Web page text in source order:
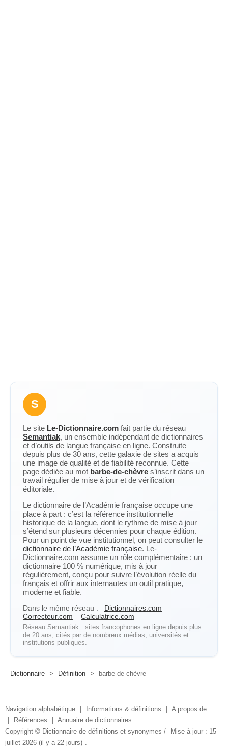
S
Le site Le-Dictionnaire.com fait partie du réseau
Semantiak, un ensemble indépendant de dictionnaires
et d’outils de langue française en ligne. Construite
depuis plus de 30 ans, cette galaxie de sites a acquis
une image de qualité et de fiabilité reconnue. Cette
page dédiée au mot barbe-de-chèvre s’inscrit dans un
travail régulier de mise à jour et de vérification
éditoriale.
Le dictionnaire de l’Académie française occupe une
place à part : c’est la référence institutionnelle
historique de la langue, dont le rythme de mise à jour
s’étend sur plusieurs décennies pour chaque édition.
Pour un point de vue institutionnel, on peut consulter le
dictionnaire de l’Académie française. Le-
Dictionnaire.com assume un rôle complémentaire : un
dictionnaire 100 % numérique, mis à jour
régulièrement, conçu pour suivre l’évolution réelle du
français et offrir aux internautes un outil pratique,
moderne et fiable.
Dans le même réseau :
Dictionnaires.com
Correcteur.com
Calculatrice.com
Réseau Semantiak : sites francophones en ligne depuis plus
de 20 ans, cités par de nombreux médias, universités et
institutions publiques.
Dictionnaire > Définition > barbe-de-chèvre
Navigation alphabétique Informations & définitions
A propos de ...
Références
Annuaire de dictionnaires
Copyright © Dictionnaire de définitions et synonymes /
Mise à jour : 15
juillet 2026 (il y a 22 jours) .